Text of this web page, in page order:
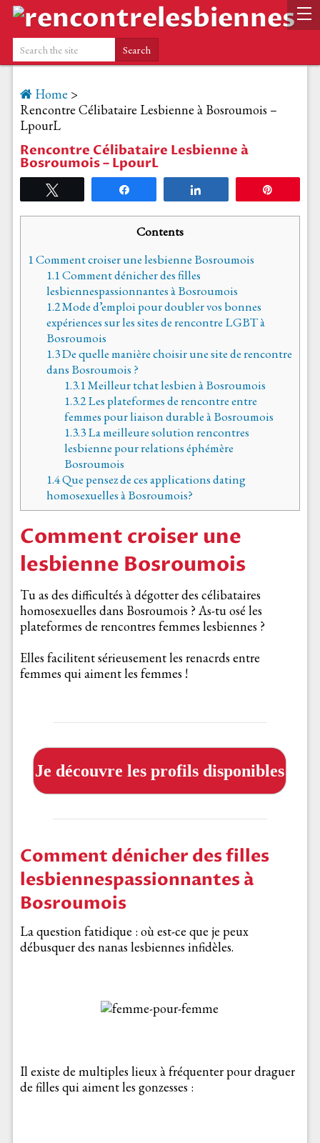
Home >
Rencontre Célibataire Lesbienne à Bosroumois –
LpourL
Rencontre Célibataire Lesbienne à
Bosroumois – LpourL
Contents
1Comment croiser une lesbienne Bosroumois
1.1Comment dénicher des filles
lesbiennespassionnantes à Bosroumois
1.2Mode d’emploi pour doubler vos bonnes
expériences sur les sites de rencontre LGBT à
Bosroumois
1.3De quelle manière choisir une site de rencontre
dans Bosroumois ?
1.3.1Meilleur tchat lesbien à Bosroumois
1.3.2Les plateformes de rencontre entre
femmes pour liaison durable à Bosroumois
1.3.3La meilleure solution rencontres
lesbienne pour relations éphémère
Bosroumois
1.4Que pensez de ces applications dating
homosexuelles à Bosroumois?
Comment croiser une
lesbienne Bosroumois
Tu as des difficultés à dégotter des célibataires
homosexuelles dans Bosroumois ? As-tu osé les
plateformes de rencontres femmes lesbiennes ?
Elles facilitent sérieusement les renacrds entre
femmes qui aiment les femmes !
Je découvre les profils disponibles
Comment dénicher des filles
lesbiennespassionnantes à
Bosroumois
La question fatidique : où est-ce que je peux
débusquer des nanas lesbiennes infidèles.
Il existe de multiples lieux à fréquenter pour draguer
de filles qui aiment les gonzesses :